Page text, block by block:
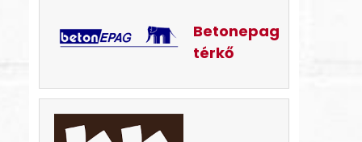
Betonepag
térkő